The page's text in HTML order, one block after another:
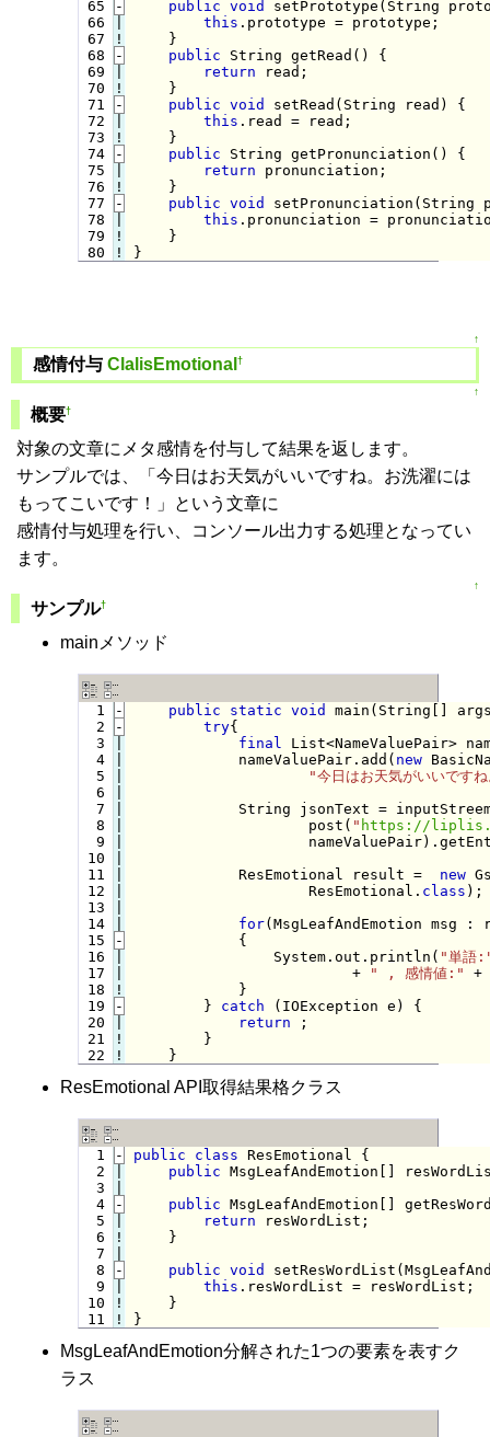
65
66
67
68
69
70
71
72
73
74
75
76
77
78
79
80
-
!
-
!
-
!
-
!
-
!
!
public void setPrototype(String
this .prototype = prototype;
}
public String getRead() {
return read;
}
public void setRead(String read) {
this .read = read;
}
public String getPronunciation() {
return pronunciation;
}
public void setPronunciation(String
this .pronunciation =
}
↑
感情付与 ClalisEmotional †
↑
概要†
対象の文章にメタ感情を付与して結果を返します。
サンプルでは、「今日はお天気がいいですね。お洗濯には
もってこいです！」という文章に
感情付与処理を行い、コンソール出力する処理となってい
ます。
↑
サンプル†
mainメソッド
  1
  2
  3
  4
  5
  6
  7
  8
  9
10
11
12
13
14
15
16
17
18
19
20
21
22
-
-
-
!
-
!
!
public static void main(String[]
try{
final List<NameValuePair>
            nameValuePair.add(
new
"今日はお天気がいいです
String jsonText =
                    post(
" https://
            ResEmotional result =
new
                    ResEmotional.
class );
for(MsgLeafAndEmotion msg
            {
                System.out.println(
"単語
                         +
" , 感情値:" +
}
} catch (IOException e) {
return ;
}
}
ResEmotional API取得結果格クラス
  1
  2
  3
  4
  5
  6
  7
  8
  9
10
11
-
-
!
-
!
!
public class ResEmotional {
public MsgLeafAndEmotion[]
public MsgLeafAndEmotion[]
return resWordList;
}
public void
this .resWordList = resWordList;
}
MsgLeafAndEmotion分解された1つの要素を表すク
ラス